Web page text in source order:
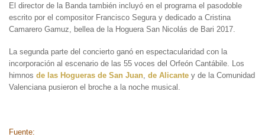
El director de la Banda también incluyó en el programa el pasodoble
escrito por el compositor Francisco Segura y dedicado a Cristina
Camarero Gamuz, bellea de la Hoguera San Nicolás de Bari 2017.
La segunda parte del concierto ganó en espectacularidad con la
incorporación al escenario de las 55 voces del Orfeón Cantábile. Los
himnos de las Hogueras de San Juan de Alicante y de la Comunidad
Valenciana pusieron el broche a la noche musical.
Fuente: